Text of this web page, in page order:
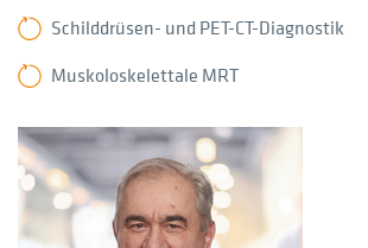
Schilddrüsen- und PET-CT-Diagnostik
Muskoloskelettale MRT